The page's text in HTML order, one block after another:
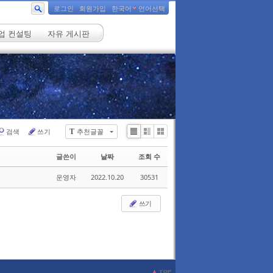
로그인 회원가입 한국어 언어선택
컨설팅 자유 게시판
T 추천글꼴
검색 쓰기
Li
Zi
e
G
le
글쓴이 날짜 조회 수
운영자 2022.10.20 30531
쓰기